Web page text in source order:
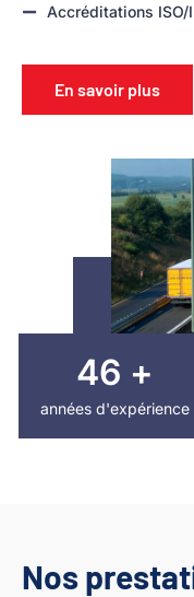
Accréditations ISO/
En savoir plus
49 +
années d'expérience
Nos